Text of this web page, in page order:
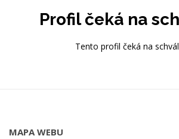
Profil čeká na
Tento profil čeká na
MAPA WEBU